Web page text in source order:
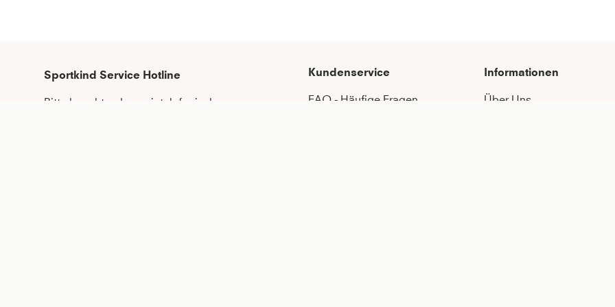
Sportkind Service Hotline
Bitte beachte, dass wir telefonische
Kundenservice
FAQ - Häufige Fragen
Informationen
Über Uns